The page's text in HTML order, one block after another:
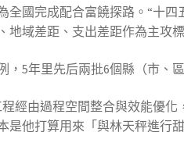
全國完成配合富饒探路。“十
地域差距、支出差距作為主攻
，5年里先后兩批6個縣（市、
經由過程空間整合與效能優化
是他打算用來「與林天秤進行